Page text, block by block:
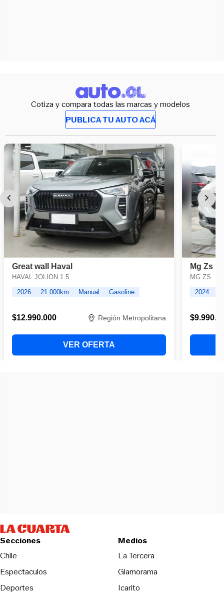
Cotiza y compara todas las marcas y modelos
PUBLICA TU AUTO ACÁ
Secciones
Chile
Espectaculos
Deportes
Medios
La TerceraOpens in new
Glamorama
Icarito